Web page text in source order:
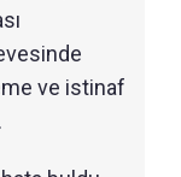
ve istinaf